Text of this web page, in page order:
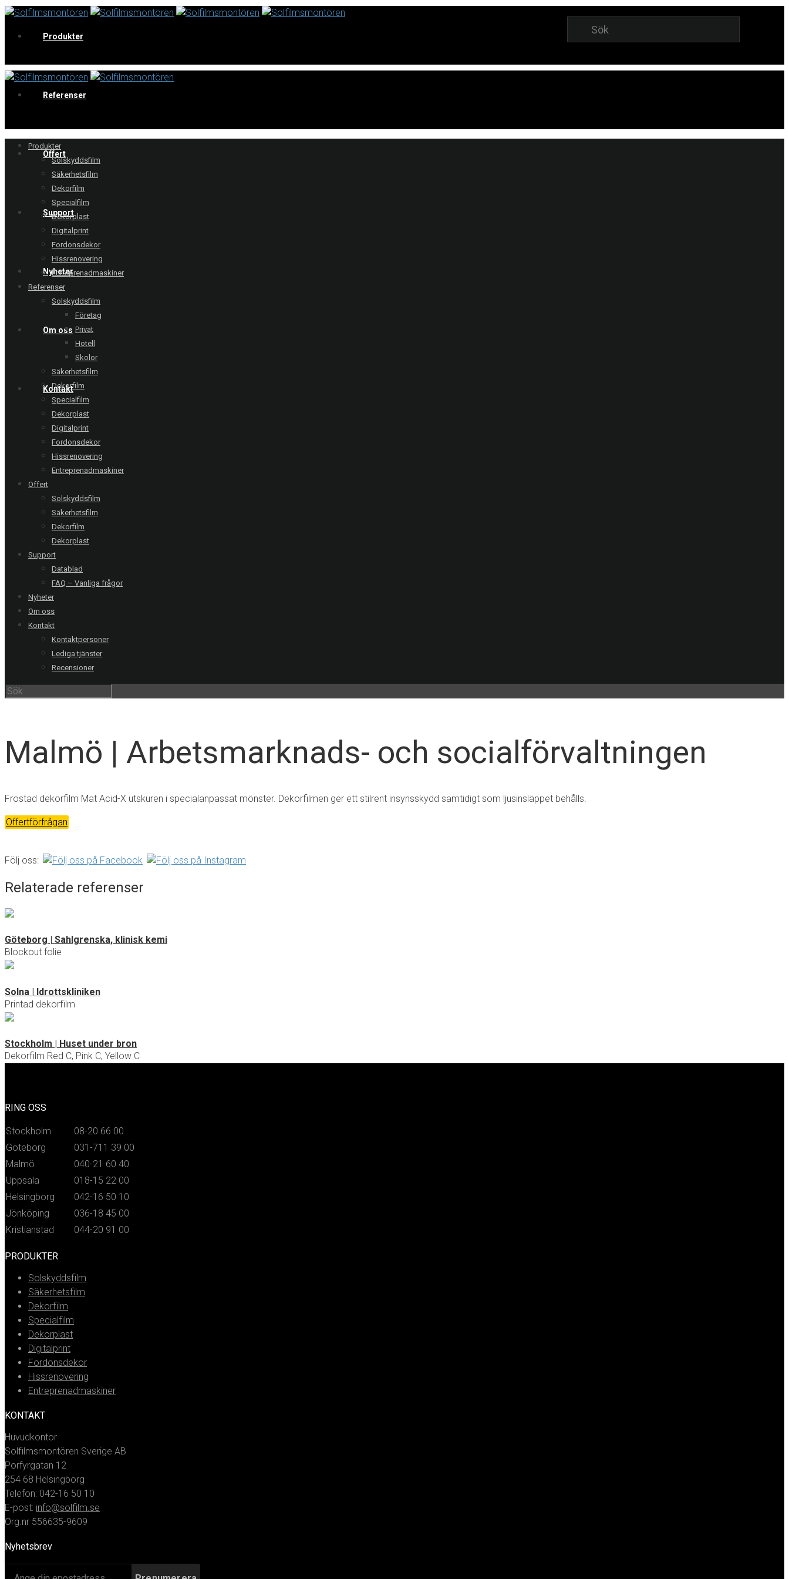
Produkter
Referenser
Offert
Support
Nyheter
Om oss
Kontakt
Produkter
Solskyddsfilm
Säkerhetsfilm
Dekorfilm
Specialfilm
Dekorplast
Digitalprint
Fordonsdekor
Hissrenovering
Entreprenadmaskiner
Referenser
Solskyddsfilm
Företag
Privat
Hotell
Skolor
Säkerhetsfilm
Dekorfilm
Specialfilm
Dekorplast
Digitalprint
Fordonsdekor
Hissrenovering
Entreprenadmaskiner
Offert
Solskyddsfilm
Säkerhetsfilm
Dekorfilm
Dekorplast
Support
Datablad
FAQ – Vanliga frågor
Nyheter
Om oss
Kontakt
Kontaktpersoner
Lediga tjänster
Recensioner
Malmö | Arbetsmarknads- och socialförvaltningen
Frostad dekorfilm Mat Acid-X utskuren i specialanpassat mönster. Dekorfilmen ger ett stilrent insynsskydd samtidigt som ljusinsläppet behålls.
Offertförfrågan
Följ oss:
Relaterade referenser
Göteborg | Sahlgrenska, klinisk kemi
Blockout folie
Solna | Idrottskliniken
Printad dekorfilm
Stockholm | Huset under bron
Dekorfilm Red C, Pink C, Yellow C
RING OSS
Stockholm
08-20 66 00
Göteborg
031-711 39 00
Malmö
040-21 60 40
Uppsala
018-15 22 00
Helsingborg
042-16 50 10
Jönköping
036-18 45 00
Kristianstad
044-20 91 00
PRODUKTER
Solskyddsfilm
Säkerhetsfilm
Dekorfilm
Specialfilm
Dekorplast
Digitalprint
Fordonsdekor
Hissrenovering
Entreprenadmaskiner
KONTAKT
Huvudkontor
Solfilmsmontören Sverige AB
Porfyrgatan 12
254 68 Helsingborg
Telefon: 042-16 50 10
E-post: info@solfilm.se
Org.nr 556635-9609
Nyhetsbrev